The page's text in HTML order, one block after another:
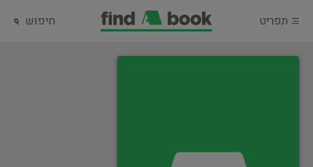
תפריט חיפוש